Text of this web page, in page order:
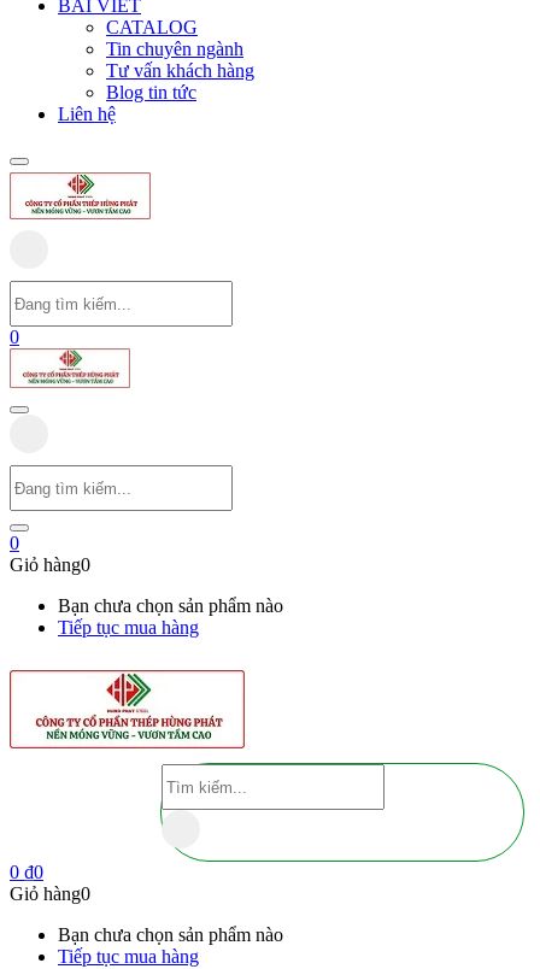
BÀI VIẾT
CATALOG
Tin chuyên ngành
Tư vấn khách hàng
Blog tin tức
Liên hệ
0
0
Giỏ hàng0
Bạn chưa chọn sản phẩm nào
Tiếp tục mua hàng
0 ₫0
Giỏ hàng0
Bạn chưa chọn sản phẩm nào
Tiếp tục mua hàng